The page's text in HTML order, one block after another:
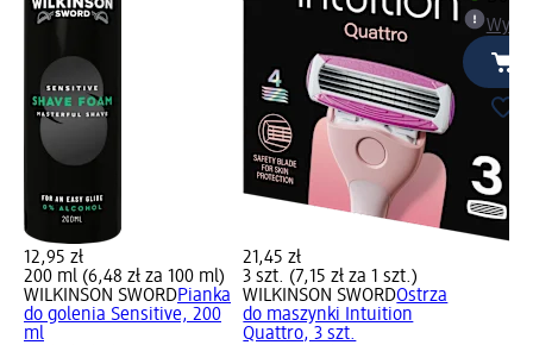
12,95 zł
200 ml (6,48 zł za 100 ml)
WILKINSON SWORDPianka
do golenia Sensitive, 200
ml
21,45 zł
3 szt. (7,15 zł za 1 szt.)
WILKINSON SWORDOstrza
do maszynki Intuition
Quattro, 3 szt.